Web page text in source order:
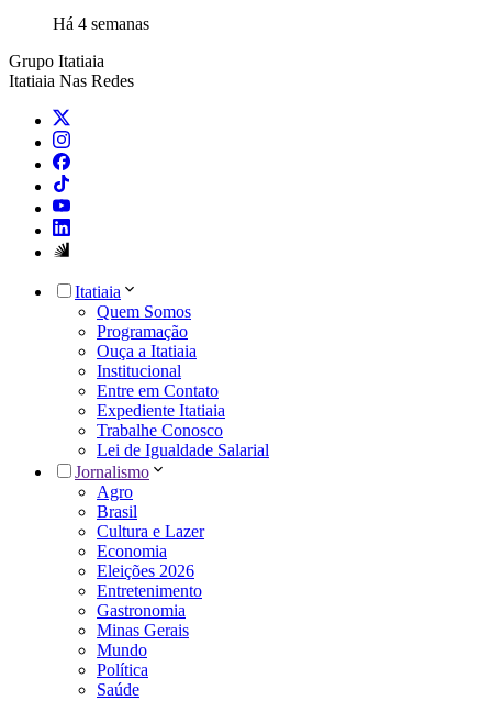
Há 4 semanas
Grupo Itatiaia
Itatiaia Nas Redes
Itatiaia
Quem Somos
Programação
Ouça a Itatiaia
Institucional
Entre em Contato
Expediente Itatiaia
Trabalhe Conosco
Lei de Igualdade Salarial
Jornalismo
Agro
Brasil
Cultura e Lazer
Economia
Eleições 2026
Entretenimento
Gastronomia
Minas Gerais
Mundo
Política
Saúde